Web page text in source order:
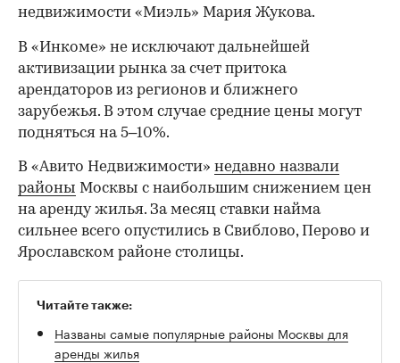
недвижимости «Миэль» Мария Жукова.
В «Инкоме» не исключают дальнейшей
активизации рынка за счет притока
арендаторов из регионов и ближнего
зарубежья. В этом случае средние цены могут
подняться на 5–10%.
В «Авито Недвижимости» недавно назвали
районы Москвы с наибольшим снижением цен
на аренду жилья. За месяц ставки найма
сильнее всего опустились в Свиблово, Перово и
Ярославском районе столицы.
Читайте также:
Названы самые популярные районы Москвы для
аренды жилья